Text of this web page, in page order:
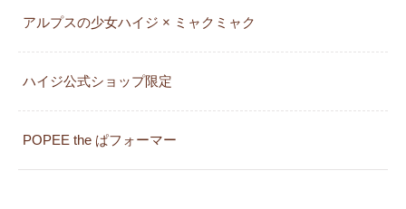
アルプスの少女ハイジ × ミャクミャク
ハイジ公式ショップ限定
POPEE the ぱフォーマー